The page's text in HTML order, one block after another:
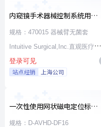
内窥镜手术器械控制系统用无
源器械和附件
规格：470015 器械臂无菌套
Intuitive Surgical,Inc.直观医疗公
司
登录可见
站点经销 上海公司
一次性使用网状磁电定位标测
导管
规格：D-AVHD-DF16